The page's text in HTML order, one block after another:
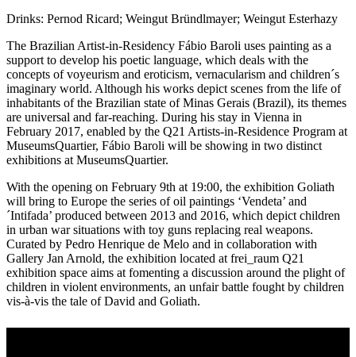
Drinks: Pernod Ricard; Weingut Bründlmayer; Weingut Esterhazy
The Brazilian Artist-in-Residency Fábio Baroli uses painting as a
support to develop his poetic language, which deals with the
concepts of voyeurism and eroticism, vernacularism and children´s
imaginary world. Although his works depict scenes from the life of
inhabitants of the Brazilian state of Minas Gerais (Brazil), its themes
are universal and far-reaching. During his stay in Vienna in
February 2017, enabled by the Q21 Artists-in-Residence Program at
MuseumsQuartier, Fábio Baroli will be showing in two distinct
exhibitions at MuseumsQuartier.
With the opening on February 9th at 19:00, the exhibition Goliath
will bring to Europe the series of oil paintings ‘Vendeta’ and
´Intifada’ produced between 2013 and 2016, which depict children
in urban war situations with toy guns replacing real weapons.
Curated by Pedro Henrique de Melo and in collaboration with
Gallery Jan Arnold, the exhibition located at frei_raum Q21
exhibition space aims at fomenting a discussion around the plight of
children in violent environments, an unfair battle fought by children
vis-à-vis the tale of David and Goliath.